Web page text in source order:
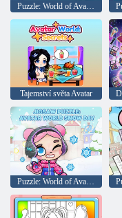
Tajemství světa Avatar